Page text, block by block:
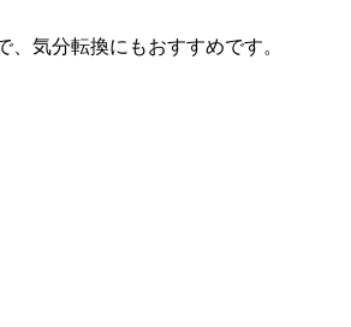
気分転換にもおすすめです。